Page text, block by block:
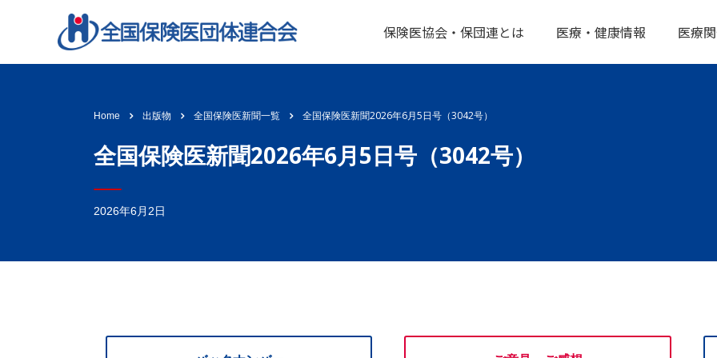
保険医協会・保団連とは 医療・健康情報 医療
Home 出版物 全国保険医新聞一覧 全国保険医新聞2026年6月5日号（3042号）
全国保険医新聞2026年6月5日号（3042号）
2026年6月2日